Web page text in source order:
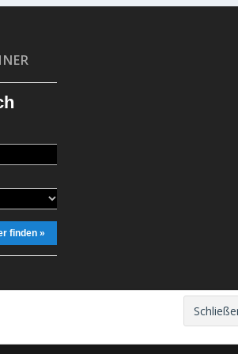
finden »